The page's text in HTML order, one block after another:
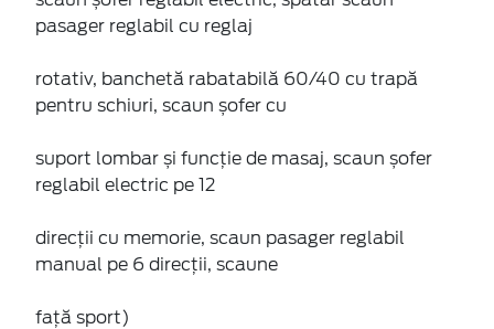
pasager reglabil cu reglaj
rotativ, banchetă rabatabilă 60/40 cu trapă
pentru schiuri, scaun șofer cu
suport lombar și funcție de masaj, scaun șofer
reglabil electric pe 12
direcții cu memorie, scaun pasager reglabil
manual pe 6 direcții, scaune
față sport)